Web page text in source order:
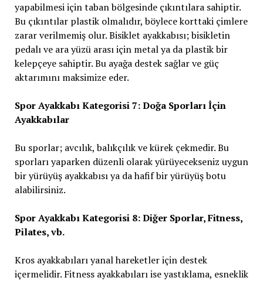
yapabilmesi için taban bölgesinde çıkıntılara sahiptir.
Bu çıkıntılar plastik olmalıdır, böylece korttaki çimlere
zarar verilmemiş olur. Bisiklet ayakkabısı; bisikletin
pedalı ve ara yüzü arası için metal ya da plastik bir
kelepçeye sahiptir. Bu ayağa destek sağlar ve güç
aktarımını maksimize eder.
Spor Ayakkabı Kategorisi 7: Doğa Sporları İçin
Ayakkabılar
Bu sporlar; avcılık, balıkçılık ve kürek çekmedir. Bu
sporları yaparken düzenli olarak yürüyecekseniz uygun
bir yürüyüş ayakkabısı ya da hafif bir yürüyüş botu
alabilirsiniz.
Spor Ayakkabı Kategorisi 8: Diğer Sporlar, Fitness,
Pilates, vb.
Kros ayakkabıları yanal hareketler için destek
içermelidir. Fitness ayakkabıları ise yastıklama, esneklik